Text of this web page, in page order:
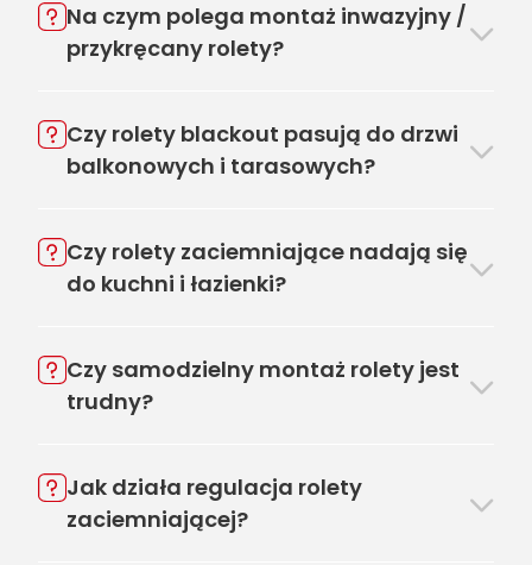
Na czym polega montaż inwazyjny /
przykręcany rolety?
Czy rolety blackout pasują do drzwi
balkonowych i tarasowych?
Czy rolety zaciemniające nadają się
do kuchni i łazienki?
Czy samodzielny montaż rolety jest
trudny?
Jak działa regulacja rolety
zaciemniającej?